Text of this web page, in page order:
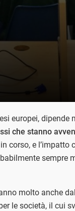
europei, dipende
che stanno
in corso, e l’impatto
sempre
molto anche
le società, il cui